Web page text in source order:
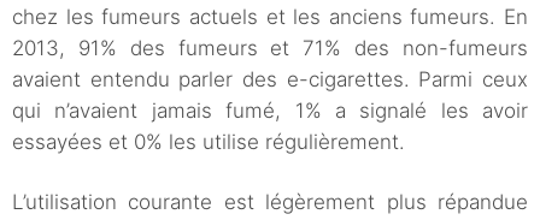
chez les fumeurs actuels et les anciens fumeurs. En
2013, 91% des fumeurs et 71% des non-fumeurs
avaient entendu parler des e-cigarettes. Parmi ceux
qui n’avaient jamais fumé, 1% a signalé les avoir
essayées et 0% les utilise régulièrement.
L’utilisation courante est légèrement plus répandue